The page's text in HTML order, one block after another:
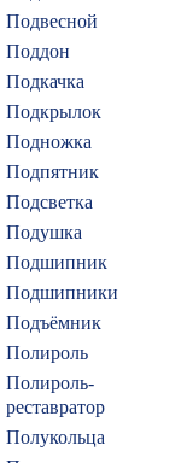
Подвесной
Поддон
Подкачка
Подкрылок
Подножка
Подпятник
Подсветка
Подушка
Подшипник
Подшипники
Подъёмник
Полироль
Полироль-
реставратор
Полукольца